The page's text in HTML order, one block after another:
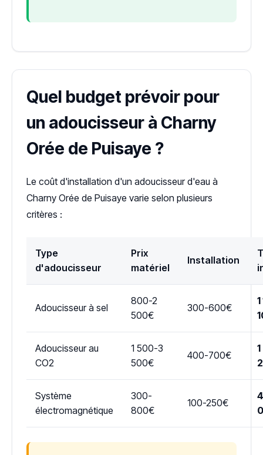
Quel budget prévoir pour
un adoucisseur à Charny
Orée de Puisaye ?
Le coût d'installation d'un adoucisseur d'eau à
Charny Orée de Puisaye varie selon plusieurs
critères :
Type
d'adoucisseur
Prix
matériel
Installation
Adoucisseur à sel
800-2
500€
300-600€
Adoucisseur au
CO2
1 500-3
500€
400-700€
Système
électromagnétique
300-
800€
100-250€